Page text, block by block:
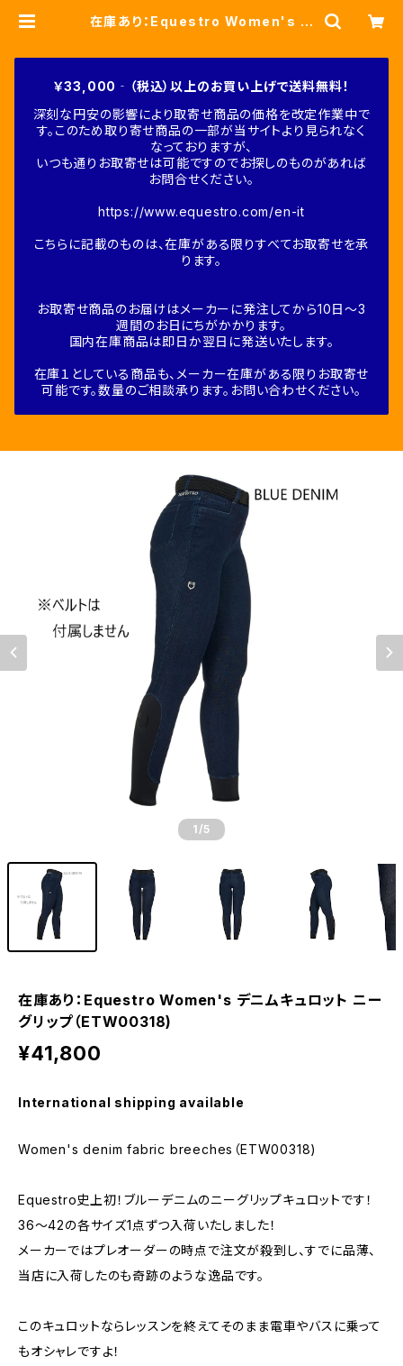
在庫あり：Equestro Women's デ
￥33,000‐（税込）以上のお買い上げで送料無料！
深刻な円安の影響により取寄せ商品の価格を改定作業中で
す。このため取り寄せ商品の一部が当サイトより見られなく
なっておりますが、
いつも通りお取寄せは可能ですのでお探しのものがあれば
お問合せください。
https://www.equestro.com/en-it
こちらに記載のものは、在庫がある限りすべてお取寄せを承
ります。
お取寄せ商品のお届けはメーカーに発注してから10日～3
週間のお日にちがかかります。
国内在庫商品は即日か翌日に発送いたします。
在庫１としている商品も、メーカー在庫がある限りお取寄せ
可能です。数量のご相談承ります。お問い合わせください。
1 /5
在庫あり：Equestro Women's デニムキュロット ニー
グリップ（ETW00318)
¥41,800
International shipping available
Women's denim fabric breeches（ETW00318)
Equestro史上初！ブルーデニムのニーグリップキュロットです！
36～42の各サイズ1点ずつ入荷いたしました！
メーカーではプレオーダーの時点で注文が殺到し、すでに品薄、
当店に入荷したのも奇跡のような逸品です。
このキュロットならレッスンを終えてそのまま電車やバスに乗って
もオシャレですよ！